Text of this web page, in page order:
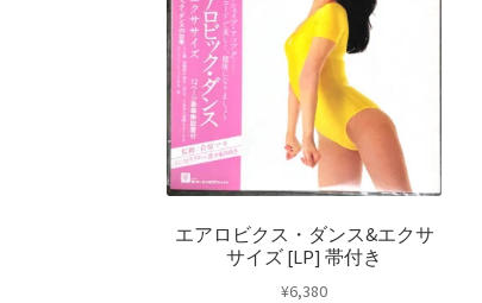
エアロビクス・ダンス&エクサ
サイズ [LP] 帯付き
¥6,380